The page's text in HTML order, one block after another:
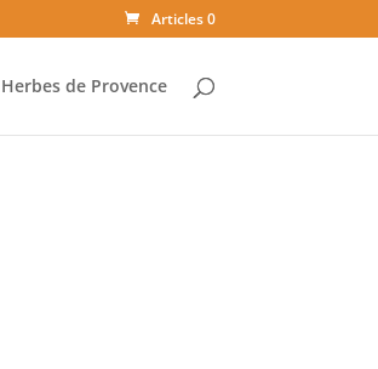
Articles 0
Herbes de Provence